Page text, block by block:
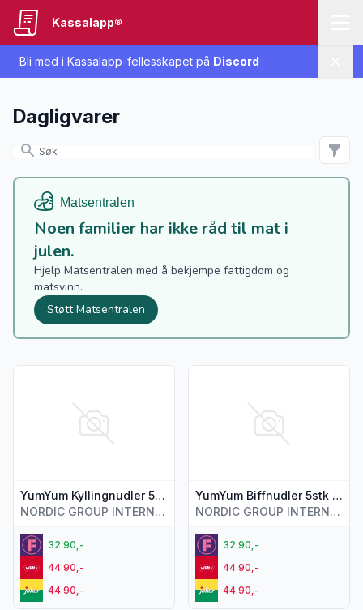
Bli med i Kassalapp-fellesskapet på Discord
Kassalapp®
Dagligvarer
Noen familier har ikke råd til mat i
julen.
Hjelp Matsentralen med å bekjempe fattigdom og
matsvinn.
Støtt Matsentralen
YumYum Kyllingnudler 5x60g
NORDIC GROUP INTERNATIONAL AS
32.90,-
44.90,-
44.90,-
YumYum Biffnudler 5stk x 60g
NORDIC GROUP INTERNATIONAL AS
32.90,-
44.90,-
44.90,-